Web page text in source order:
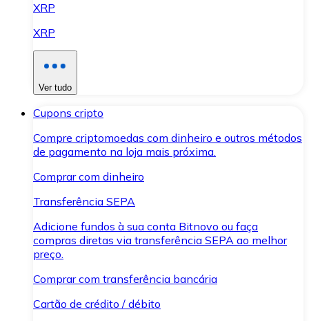
XRP
XRP
Ver tudo
Cupons cripto
Compre criptomoedas com dinheiro e outros métodos
de pagamento na loja mais próxima.
Comprar com dinheiro
Transferência SEPA
Adicione fundos à sua conta Bitnovo ou faça
compras diretas via transferência SEPA ao melhor
preço.
Comprar com transferência bancária
Cartão de crédito / débito